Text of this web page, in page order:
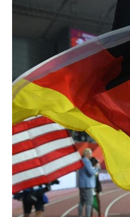
doch mit